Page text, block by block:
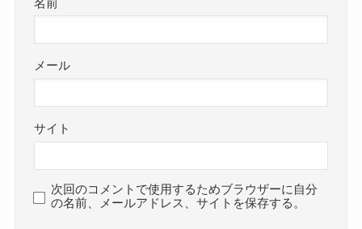
名前
メール
サイト
次回のコメントで使用するためブラウザーに自分
の名前、メールアドレス、サイトを保存する。